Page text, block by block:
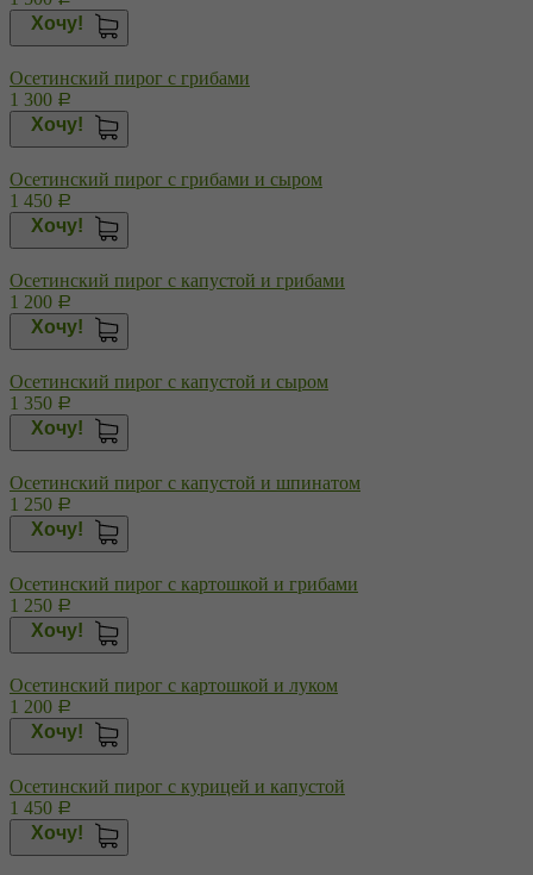
Хочу!
Осетинский пирог с грибами
1 300 Р
Хочу!
Осетинский пирог с грибами и сыром
1 450 Р
Хочу!
Осетинский пирог с капустой и грибами
1 200 Р
Хочу!
Осетинский пирог с капустой и сыром
1 350 Р
Хочу!
Осетинский пирог с капустой и шпинатом
1 250 Р
Хочу!
Осетинский пирог с картошкой и грибами
1 250 Р
Хочу!
Осетинский пирог с картошкой и луком
1 200 Р
Хочу!
Осетинский пирог с курицей и капустой
1 450 Р
Хочу!